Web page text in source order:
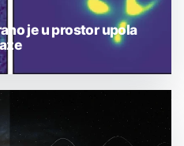
je u prostor upola